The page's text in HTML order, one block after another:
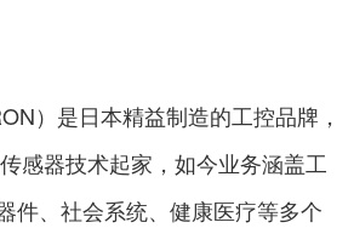
）是日本精益制造的工控品牌，
感器技术起家，如今业务涵盖工
件、社会系统、健康医疗等多个